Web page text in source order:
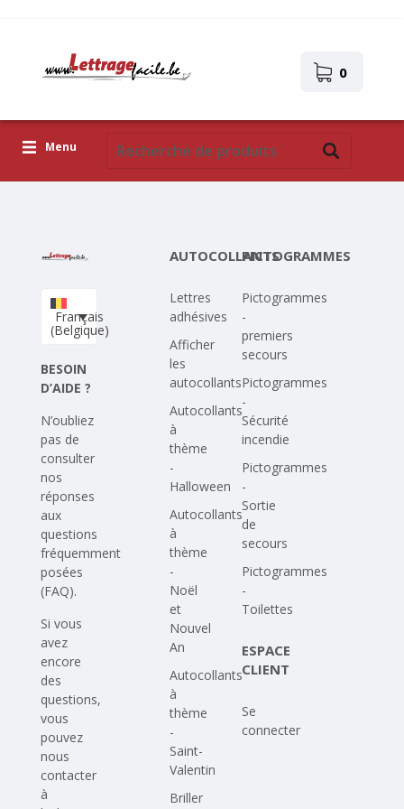
0
Menu
Téléchargez votre propre conception
Corona Covid-19
Français
(Belgique)
BESOIN
D’AIDE ?
N’oubliez
pas de
consulter
nos
réponses
aux
questions
fréquemment
posées
(FAQ).
Si vous
avez
encore
des
questions,
vous
pouvez
nous
contacter
à
AUTOCOLLANTS
Lettres
adhésives
Afficher
les
autocollants
Autocollants
à
thème
-
Halloween
Autocollants
à
thème
-
Noël
et
Nouvel
An
Autocollants
à
thème
-
Saint-
Valentin
Briller
PICTOGRAMMES
Pictogrammes
-
premiers
secours
Pictogrammes
-
Sécurité
incendie
Pictogrammes
-
Sortie
de
secours
Pictogrammes
-
Toilettes
ESPACE
CLIENT
Se
connecter